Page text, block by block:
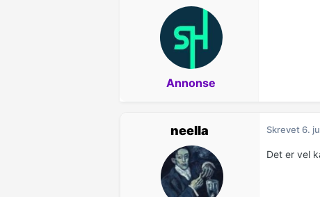
Annonse
neella Skrevet6.
Det er vel